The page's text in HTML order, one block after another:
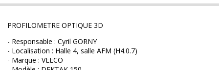
PROFILOMETRE OPTIQUE 3D
- Responsable : Cyril GORNY
- Localisation : Halle 4, salle AFM (H4.0.7)
- Marque : VEECO